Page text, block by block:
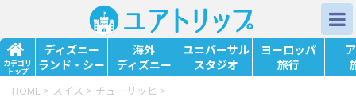
カテゴリ
トップ
ディズニー
ランド・シー
海外
ディズニー
ユニバーサル
スタジオ
ヨーロッパ
旅行
HOME > スイス > チューリッヒ >